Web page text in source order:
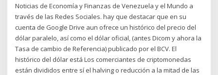
Noticias de Economía y Finanzas de Venezuela y el Mundo a
través de las Redes Sociales. hay que destacar que en su
cuenta de Google Drive aun ofrece un histórico del precio del
dólar paralelo, así como el dólar oficial, (antes Dicom y ahora la
Tasa de cambio de Referencia) publicado por el BCV. El
histórico del dólar está Los comerciantes de criptomonedas
están divididos entre sí el halving o reducción a la mitad de las